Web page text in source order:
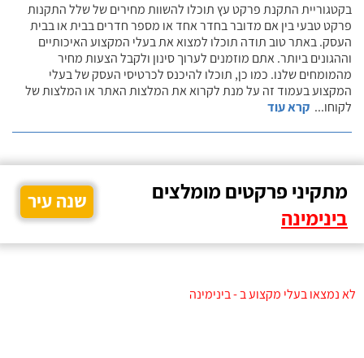
בקטגוריית התקנת פרקט עץ תוכלו להשוות מחירים של שלל התקנות
פרקט טבעי בין אם מדובר בחדר אחד או מספר חדרים בבית או בבית
העסק. באתר טוב תודה תוכלו למצוא את בעלי המקצוע האיכותיים
וההגונים ביותר. אתם מוזמנים לערוך סינון ולקבל הצעות מחיר
מהמומחים שלנו. כמו כן, תוכלו להיכנס לכרטיסי העסק של בעלי
המקצוע בעמוד זה על מנת לקרוא את המלצות האתר או המלצות של
לקוחו... קרא עוד
מתקיני פרקטים מומלצים
בינימינה
שנה עיר
לא נמצאו בעלי מקצוע ב - בינימינה